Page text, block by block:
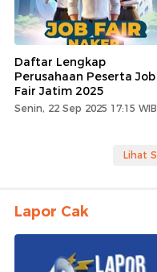
Daftar Lengkap
Perusahaan Peserta Job
Fair Jatim 2025
Senin, 22 Sep 2025 17:15 WIB
Lihat
Lapor Cak